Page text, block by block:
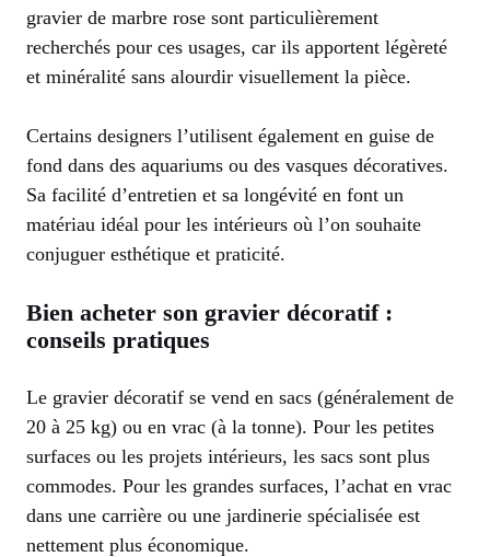
gravier de marbre rose sont particulièrement
recherchés pour ces usages, car ils apportent légèreté
et minéralité sans alourdir visuellement la pièce.
Certains designers l’utilisent également en guise de
fond dans des aquariums ou des vasques décoratives.
Sa facilité d’entretien et sa longévité en font un
matériau idéal pour les intérieurs où l’on souhaite
conjuguer esthétique et praticité.
Bien acheter son gravier décoratif :
conseils pratiques
Le gravier décoratif se vend en sacs (généralement de
20 à 25 kg) ou en vrac (à la tonne). Pour les petites
surfaces ou les projets intérieurs, les sacs sont plus
commodes. Pour les grandes surfaces, l’achat en vrac
dans une carrière ou une jardinerie spécialisée est
nettement plus économique.